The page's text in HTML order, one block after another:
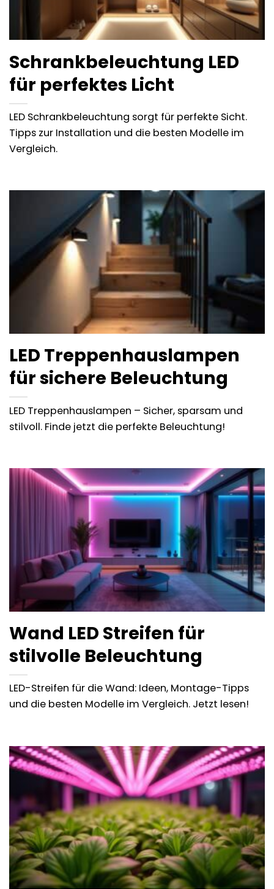
Schrankbeleuchtung LED
für perfektes Licht
LED Schrankbeleuchtung sorgt für perfekte Sicht.
Tipps zur Installation und die besten Modelle im
Vergleich.
LED Treppenhauslampen
für sichere Beleuchtung
LED Treppenhauslampen – Sicher, sparsam und
stilvoll. Finde jetzt die perfekte Beleuchtung!
Wand LED Streifen für
stilvolle Beleuchtung
LED-Streifen für die Wand: Ideen, Montage-Tipps
und die besten Modelle im Vergleich. Jetzt lesen!